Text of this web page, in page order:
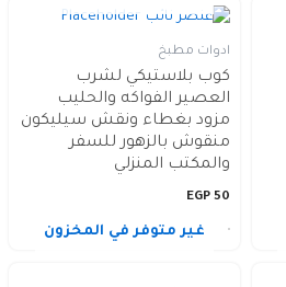
ادوات مطبخ
كوب بلاستيكي لشرب
العصير الفواكه والحليب
مزود بغطاء ونقش سيليكون
منقوش بالزهور للسفر
والمكتب المنزلي
50
EGP
غير متوفر في المخزون